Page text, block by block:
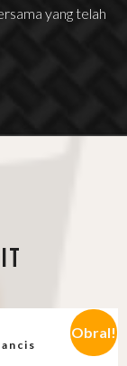
yang telah
Obral!